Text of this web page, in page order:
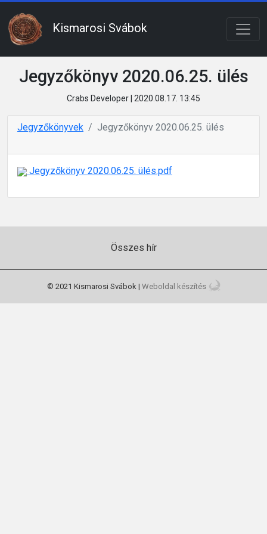
Kismarosi Svábok
Jegyzőkönyv 2020.06.25. ülés
Crabs Developer | 2020.08.17. 13:45
Jegyzőkönyvek Jegyzőkönyv 2020.06.25. ülés
Jegyzőkönyv 2020.06.25. ülés.pdf
Összes hír
© 2021 Kismarosi Svábok | Weboldal készítés